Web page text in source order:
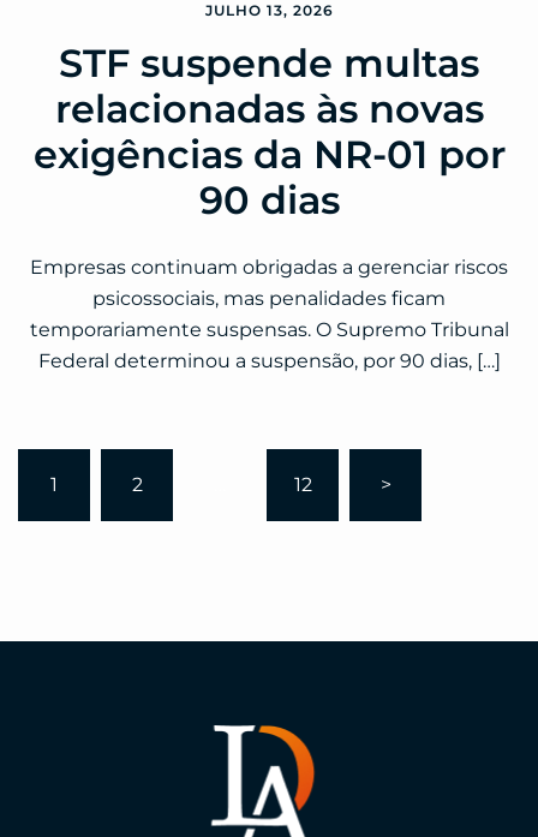
JULHO 13, 2026
STF suspende multas
relacionadas às novas
exigências da NR-01 por
90 dias
Empresas continuam obrigadas a gerenciar riscos
psicossociais, mas penalidades ficam
temporariamente suspensas. O Supremo Tribunal
Federal determinou a suspensão, por 90 dias, […]
1 2 12 >